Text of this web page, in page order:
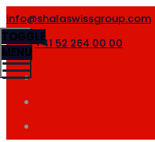
info@shalaswissgroup.com
+41 52 264 00 00
TOGGLE
MENU